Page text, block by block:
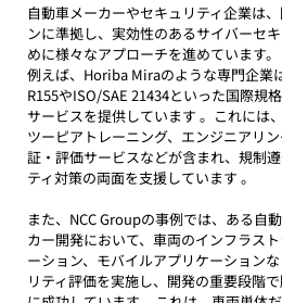
自動車メーカーやセキュリティ企業は
ンに準拠し、実効性のあるサイバーセ
めに様々なアプローチを進めています。
例えば、Horiba Miraのような専門企業
R155やISO/SAE 21434といった国際規
サービスを提供しています 。これには
ツーピアトレーニング、エンジニアリ
証・評価サービスなどが含まれ、規制
ティ対策の両面を支援しています 。
また、NCC Groupの事例では、ある自
カー開発において、車両のインフラス
ーション、モバイルアプリケーション
リティ評価を実施し、開発の重要段階